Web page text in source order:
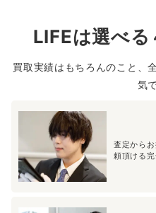
LIFEは選べ
買取実績はもちろんのこと、
気
査定から
頼頂ける